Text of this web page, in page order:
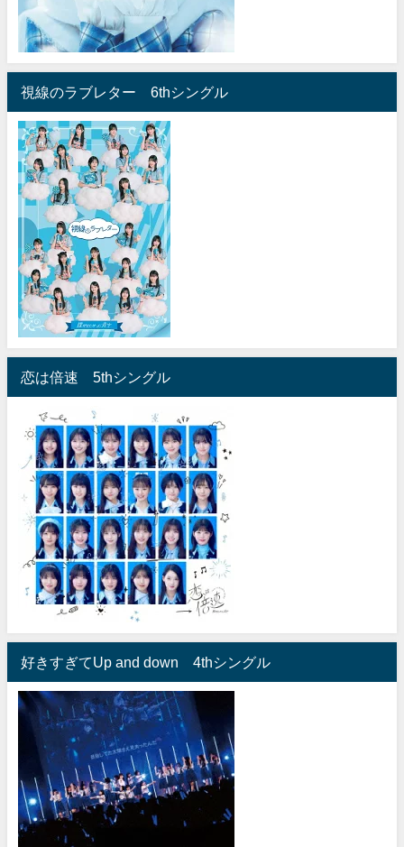
視線のラブレター 6thシングル
恋は倍速 5thシングル
好きすぎてUp and down 4thシングル